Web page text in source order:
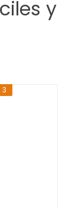
y
3